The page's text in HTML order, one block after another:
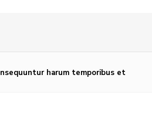
harum temporibus et